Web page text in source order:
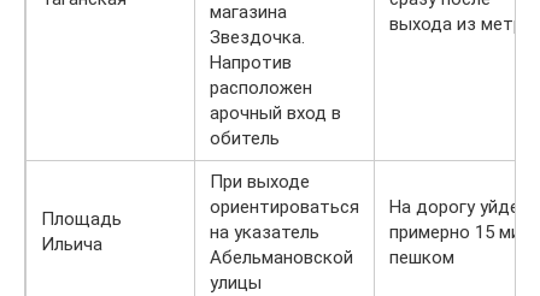
магазина
Звездочка.
Напротив
расположен
арочный вход в
обитель
выхода из метро
Площадь
Ильича
При выходе
ориентироваться
на указатель
Абельмановской
улицы
На дорогу уйдет
примерно 15 мин
пешком